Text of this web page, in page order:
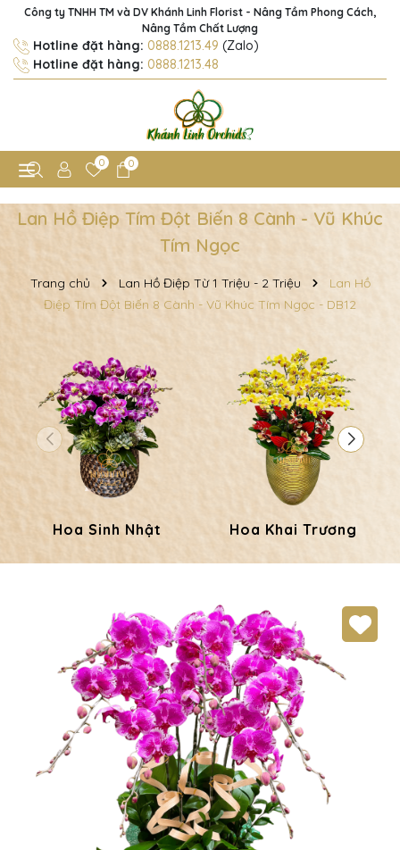
Công ty TNHH TM và DV Khánh Linh Florist - Nâng Tầm Phong Cách,
Nâng Tầm Chất Lượng
Hotline đặt hàng: 0888.1213.49 (Zalo)
Hotline đặt hàng: 0888.1213.48
0 0
Lan Hồ Điệp Tím Đột Biến 8 Cành - Vũ Khúc
Tím Ngọc
Trang chủ Lan Hồ Điệp Từ 1 Triệu - 2 Triệu
Lan Hồ
Điệp Tím Đột Biến 8 Cành - Vũ Khúc Tím Ngọc - DB12
Hoa Sinh Nhật Hoa Khai Trương